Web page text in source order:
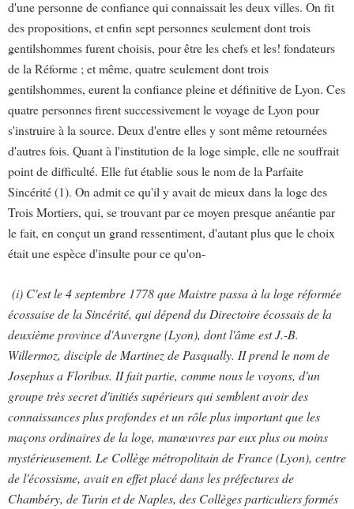
d'une personne de confiance qui connaissait les deux villes. On fit
des propositions, et enfin sept personnes seulement dont trois
gentilshommes furent choisis, pour être les chefs et les! fondateurs
de la Réforme ; et même, quatre seulement dont trois
gentilshommes, eurent la confiance pleine et définitive de Lyon. Ces
quatre personnes firent successivement le voyage de Lyon pour
s'instruire à la source. Deux d'entre elles y sont même retournées
d'autres fois. Quant à l'institution de la loge simple, elle ne souffrait
point de difficulté. Elle fut établie sous le nom de la Parfaite
Sincérité (1). On admit ce qu'il y avait de mieux dans la loge des
Trois Mortiers, qui, se trouvant par ce moyen presque anéantie par
le fait, en conçut un grand ressentiment, d'autant plus que le choix
était une espèce d'insulte pour ce qu'on-
(i) C'est le 4 septembre 1778 que Maistre passa à la loge réformée
écossaise de la Sincérité, qui dépend du Directoire écossais de la
deuxième province d'Auvergne (Lyon), dont l'âme est J.-B.
Willermoz, disciple de Martinez de Pasqually. II prend le nom de
Josephus a Floribus. II fait partie, comme nous le voyons, d'un
groupe très secret d'initiés supérieurs qui semblent avoir des
connaissances plus profondes et un rôle plus important que les
maçons ordinaires de la loge, manœuvres par eux plus ou moins
mystérieusement. Le Collège métropolitain de France (Lyon), centre
de l'écossisme, avait en effet placé dans les préfectures de
Chambéry, de Turin et de Naples, des Collèges particuliers formés